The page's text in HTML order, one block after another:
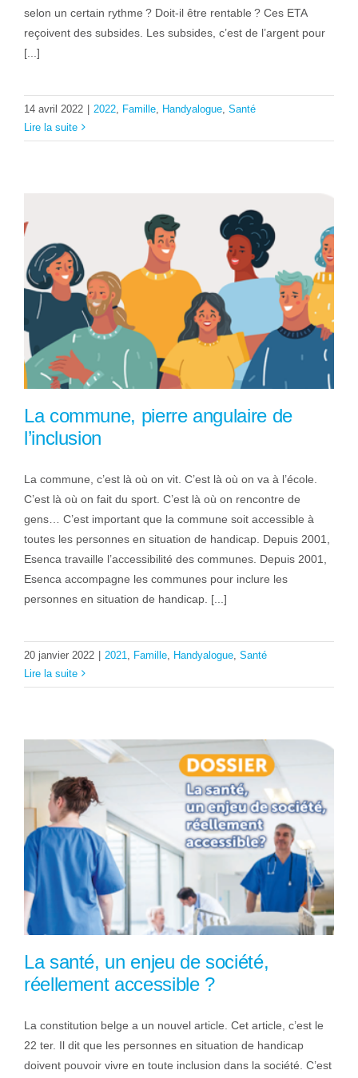
selon un certain rythme ? Doit-il être rentable ? Ces ETA
reçoivent des subsides. Les subsides, c’est de l’argent pour
[...]
14 avril 2022 2022 Famille Handyalogue Santé
Lire la suite
La commune, pierre angulaire de
l’inclusion
La commune, c’est là où on vit. C’est là où on va à l’école.
C’est là où on fait du sport. C’est là où on rencontre de
gens… C’est important que la commune soit accessible à
toutes les personnes en situation de handicap. Depuis 2001,
Esenca travaille l’accessibilité des communes. Depuis 2001,
Esenca accompagne les communes pour inclure les
personnes en situation de handicap. [...]
20 janvier 2022 2021 Famille Handyalogue Santé
Lire la suite
La santé, un enjeu de société,
réellement accessible ?
La constitution belge a un nouvel article. Cet article, c’est le
22 ter. Il dit que les personnes en situation de handicap
doivent pouvoir vivre en toute inclusion dans la société. C’est